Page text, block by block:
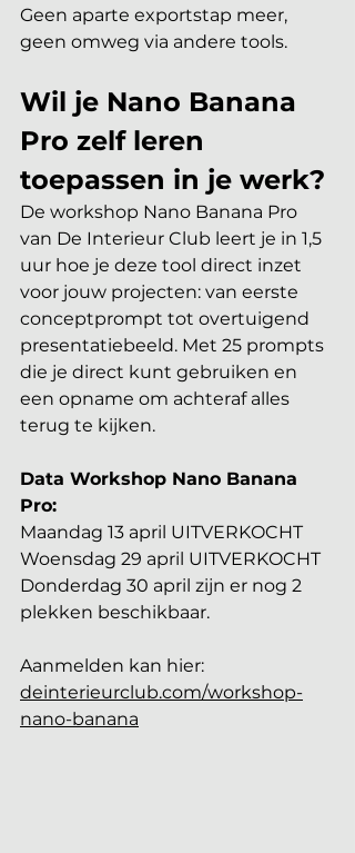
Geen aparte exportstap meer,
geen omweg via andere tools.
Wil je Nano Banana
Pro zelf leren
toepassen in je werk?
De workshop Nano Banana Pro
van De Interieur Club leert je in 1,5
uur hoe je deze tool direct inzet
voor jouw projecten: van eerste
conceptprompt tot overtuigend
presentatiebeeld. Met 25 prompts
die je direct kunt gebruiken en
een opname om achteraf alles
terug te kijken.
Data Workshop Nano Banana
Pro:
Maandag 13 april UITVERKOCHT
Woensdag 29 april UITVERKOCHT
Donderdag 30 april zijn er nog 2
plekken beschikbaar.
Aanmelden kan hier:
deinterieurclub.com/workshop-
nano-banana